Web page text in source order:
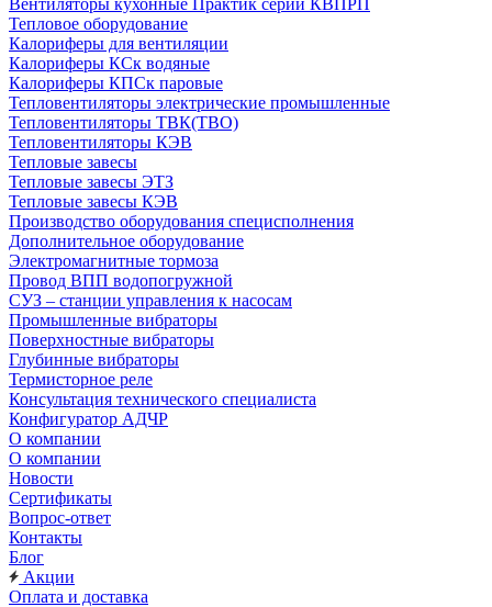
Вентиляторы кухонные Практик серии КВПРП
Тепловое оборудование
Калориферы для вентиляции
Калориферы КСк водяные
Калориферы КПСк паровые
Тепловентиляторы электрические промышленные
Тепловентиляторы ТВК(ТВО)
Тепловентиляторы КЭВ
Тепловые завесы
Тепловые завесы ЭТЗ
Тепловые завесы КЭВ
Производство оборудования специсполнения
Дополнительное оборудование
Электромагнитные тормоза
Провод ВПП водопогружной
СУЗ – станции управления к насосам
Промышленные вибраторы
Поверхностные вибраторы
Глубинные вибраторы
Термисторное реле
Консультация технического специалиста
Конфигуратор АДЧР
О компании
О компании
Новости
Сертификаты
Вопрос-ответ
Контакты
Блог
Акции
Оплата и доставка